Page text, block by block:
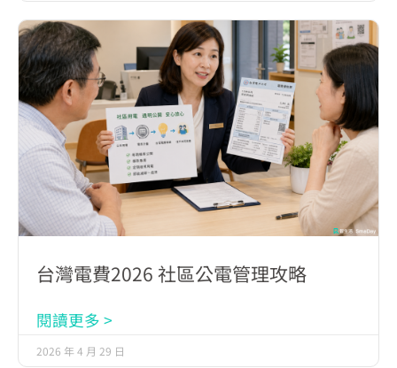
台灣電費2026 社區公電管理攻略
閱讀更多 >
2026 年 4 月 29 日